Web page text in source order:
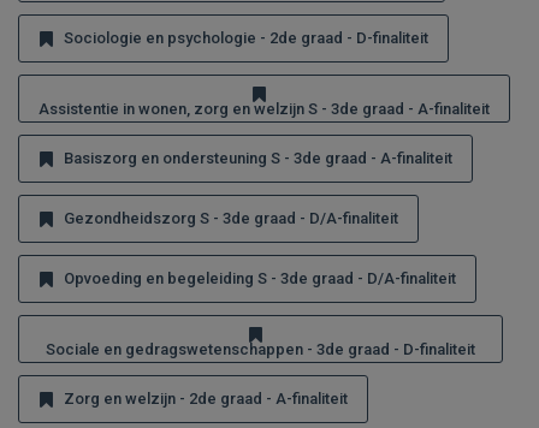
Sociologie en psychologie - 2de graad - D-finaliteit
Assistentie in wonen, zorg en welzijn S - 3de graad - A-finaliteit
Basiszorg en ondersteuning S - 3de graad - A-finaliteit
Gezondheidszorg S - 3de graad - D/A-finaliteit
Opvoeding en begeleiding S - 3de graad - D/A-finaliteit
Sociale en gedragswetenschappen - 3de graad - D-finaliteit
Zorg en welzijn - 2de graad - A-finaliteit